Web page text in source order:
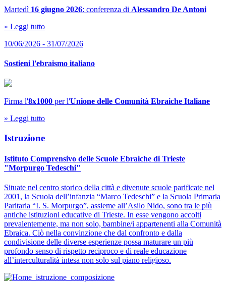
Martedì 16 giugno 2026: conferenza di Alessandro De Antoni
» Leggi tutto
10/06/2026 - 31/07/2026
Sostieni l'ebraismo italiano
Firma l'8x1000 per l'Unione delle Comunità Ebraiche Italiane
» Leggi tutto
Istruzione
Istituto Comprensivo delle Scuole Ebraiche di Trieste
"Morpurgo Tedeschi"
Situate nel centro storico della città e divenute scuole parificate nel
2001, la Scuola dell’infanzia “Marco Tedeschi” e la Scuola Primaria
Paritaria “I. S. Morpurgo”, assieme all’Asilo Nido, sono tra le più
antiche istituzioni educative di Trieste. In esse vengono accolti
prevalentemente, ma non solo, bambine/i appartenenti alla Comunità
Ebraica. Ciò nella convinzione che dal confronto e dalla
condivisione delle diverse esperienze possa maturare un più
profondo senso di rispetto reciproco e di reale educazione
all’interculturalità intesa non solo sul piano religioso.